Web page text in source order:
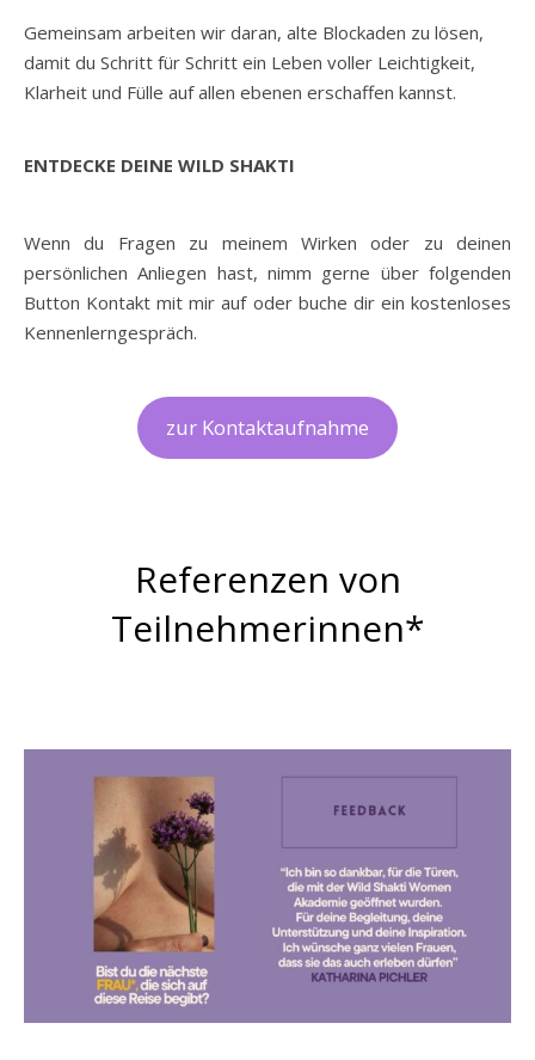
Gemeinsam arbeiten wir daran, alte Blockaden zu lösen,
damit du Schritt für Schritt ein Leben voller Leichtigkeit,
Klarheit und Fülle auf allen ebenen erschaffen kannst.
ENTDECKE DEINE WILD SHAKTI
Wenn du Fragen zu meinem Wirken oder zu deinen
persönlichen Anliegen hast, nimm gerne über folgenden
Button Kontakt mit mir auf oder buche dir ein kostenloses
Kennenlerngespräch.
zur Kontaktaufnahme
Referenzen von
Teilnehmerinnen*